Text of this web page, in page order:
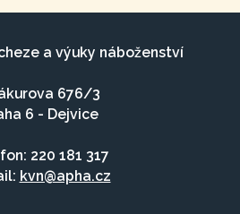
a výuky náboženství
676/3
6 - Dejvice
220 181 317
kvn@apha.cz